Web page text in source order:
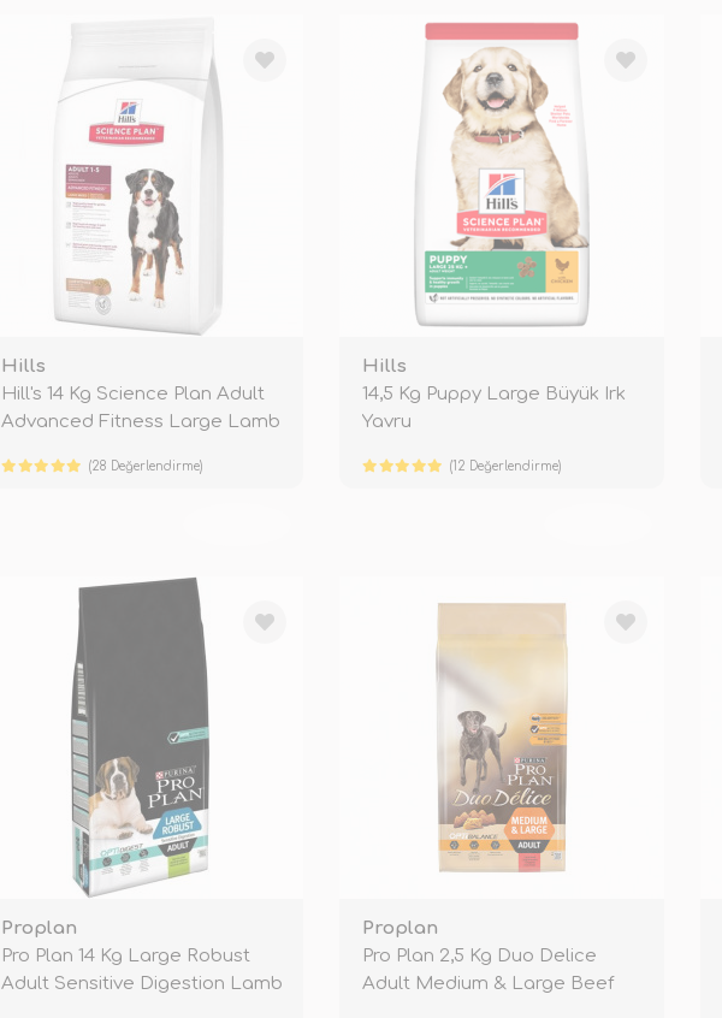
Hills
Hill's 14 Kg Science Plan Adult
Advanced Fitness Large Lamb
(28 Değerlendirme)
Hills
14,5 Kg Puppy Large Büyük Irk
Yavru
(12 Değerlendirme)
Proplan
Pro Plan 14 Kg Large Robust
Adult Sensitive Digestion Lamb
Proplan
Pro Plan 2,5 Kg Duo Delice
Adult Medium & Large Beef